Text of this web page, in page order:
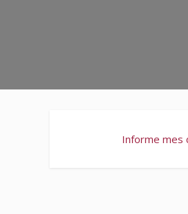
Informe mes